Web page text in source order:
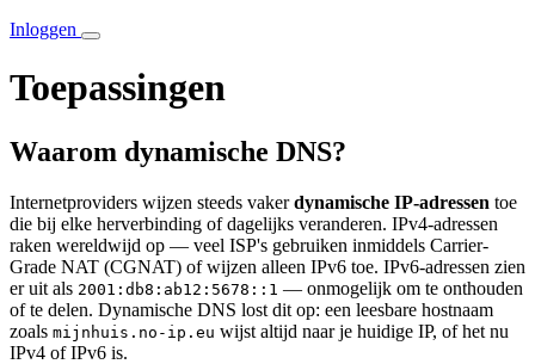
Inloggen
Toepassingen
Waarom dynamische DNS?
Internetproviders wijzen steeds vakerdynamische IP-adressen toe
die bij elke herverbinding of dagelijks veranderen. IPv4-adressen
raken wereldwijd op — veel ISP's gebruiken inmiddels Carrier-
Grade NAT (CGNAT) of wijzen alleen IPv6 toe. IPv6-adressen zien
er uit als 2001:db8:ab12:5678::1 — onmogelijk om te onthouden
of te delen. Dynamische DNS lost dit op: een leesbare hostnaam
zoals mijnhuis.no-ip.eu wijst altijd naar je huidige IP, of het nu
IPv4 of IPv6 is.